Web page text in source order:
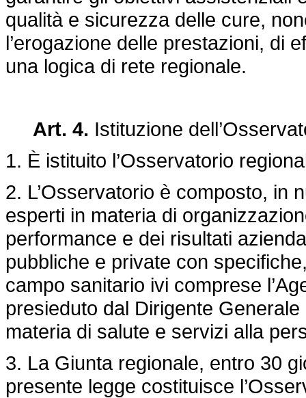
qualità e sicurezza delle cure,
l’erogazione delle prestazioni, di
una logica di rete regionale.
Art. 4. Istituzione
1. È istituito l’Osservatorio
2. L’Osservatorio è composto, in
esperti in materia di
performance e dei risultati
pubbliche e private con
campo sanitario ivi comprese
presieduto dal Dirigente
materia di salute e servizi alla
3. La Giunta regionale, entro 30
presente legge costituisce